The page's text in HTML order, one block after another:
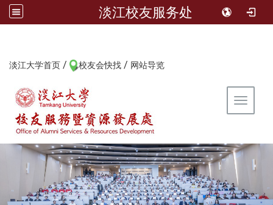
淡江校友服务处
淡江大学首页 / 校友会快找 / 网站导览
Toggle